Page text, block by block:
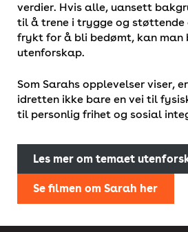
verdier. Hvis alle, uansett
til å trene i trygge og støttende
frykt for å bli bedømt, kan man
utenforskap.
Som Sarahs opplevelser viser,
idretten ikke bare en vei til
til personlig frihet og sosial
Les mer om temaet
Se filmen om Sarah her